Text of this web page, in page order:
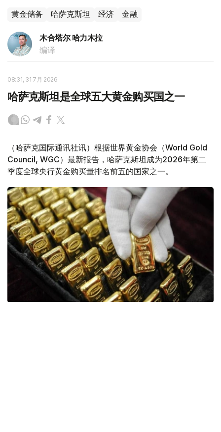
黄金储备 哈萨克斯坦 经济 金融
木合塔尔 哈力木拉
编译
08:31, 31 7月 2026
哈萨克斯坦是全球五大黄金购买国之一
（哈萨克国际通讯社讯）根据世界黄金协会（World Gold
Council, WGC）最新报告，哈萨克斯坦成为2026年第二
季度全球央行黄金购买量排名前五的国家之一。